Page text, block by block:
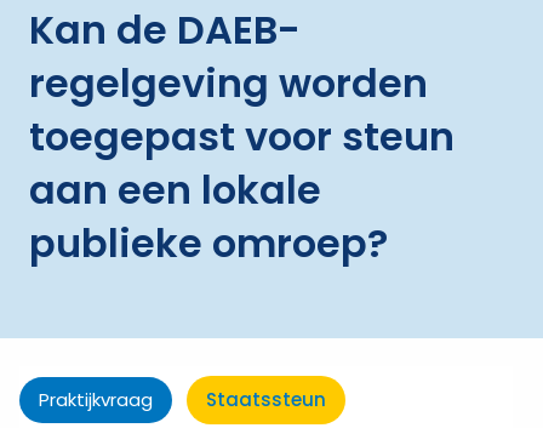
Kan de DAEB-
regelgeving worden
toegepast voor steun
aan een lokale
publieke omroep?
Praktijkvraag Staatssteun